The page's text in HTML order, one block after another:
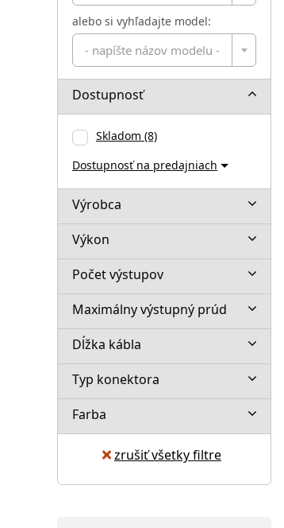
alebo si vyhľadajte model:
- napíšte názov modelu -
Dostupnosť
Skladom (8)
Dostupnosť na predajniach
Výrobca
Výkon
Počet výstupov
Maximálny výstupný prúd
Dĺžka kábla
Typ konektora
Farba
zrušiť všetky filtre